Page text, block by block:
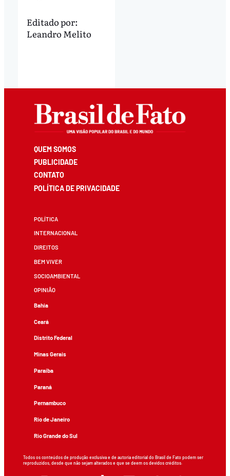
Editado por:
Leandro Melito
QUEM SOMOS
PUBLICIDADE
CONTATO
POLÍTICA DE PRIVACIDADE
POLÍTICA
INTERNACIONAL
DIREITOS
BEM VIVER
SOCIOAMBIENTAL
OPINIÃO
Bahia
Ceará
Distrito Federal
Minas Gerais
Paraíba
Paraná
Pernambuco
Rio de Janeiro
Rio Grande do Sul
Todos os conteúdos de produção exclusiva e de autoria editorial do Brasil de Fato podem ser
reproduzidos, desde que não sejam alterados e que se deem os devidos créditos.